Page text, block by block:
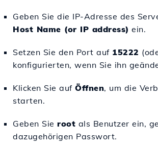
Geben Sie die IP-Adresse des
Host Name (or IP address) ein.
Setzen Sie den Port auf 15222
konfigurierten, wenn Sie ihn
Klicken Sie auf Öffnen, um die
starten.
Geben Sie root als Benutzer ein,
dazugehörigen Passwort.